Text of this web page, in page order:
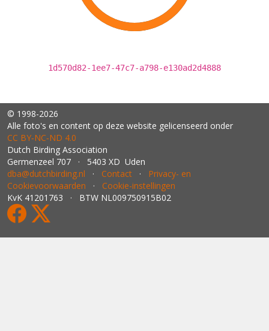
1d570d82-1ee7-47c7-a798-e130ad2d4888
© 1998-2026
Alle foto's en content op deze website gelicenseerd onder
CC BY‑NC‑ND 4.0
Dutch Birding Association
Germenzeel 707 · 5403 XD Uden
dba@dutchbirding.nl · Contact · Privacy- en
Cookievoorwaarden · Cookie-instellingen
KvK 41201763 · BTW NL009750915B02